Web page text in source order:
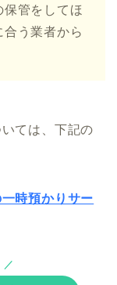
管をしてほ
う業者から
ては、下記の
時預かりサー